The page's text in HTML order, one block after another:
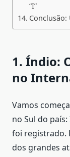
“I”
Conclusão:
1. Índio:
no
Vamos
no Sul do
foi registrado.
dos grandes